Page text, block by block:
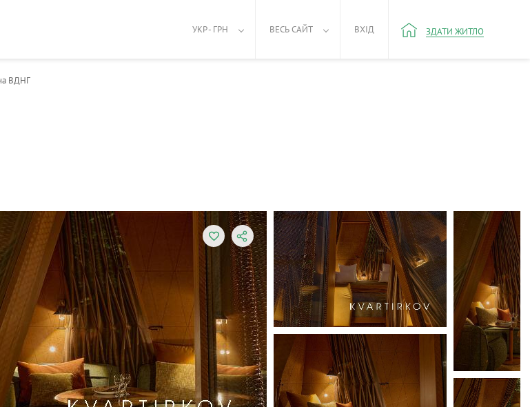
УКР - ГРН ВЕСЬ САЙТ ВХІД ЗДАТИ ЖИТЛО
ВДНГ